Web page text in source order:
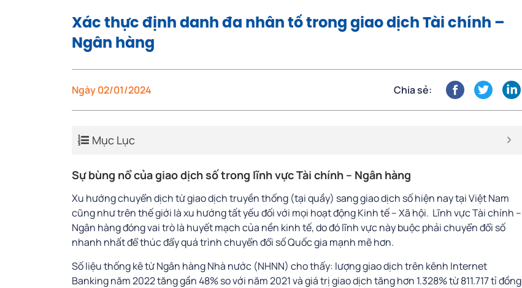
Xác thực định danh đa nhân tố trong giao dịch Tài chính –
Ngân hàng
Ngày 02/01/2024 Chia sẻ:
Mục Lục
Sự bùng nổ của giao dịch số trong lĩnh vực Tài chính – Ngân hàng
Xu hướng chuyển dịch từ giao dịch truyền thống (tại quầy) sang giao dịch số hiện nay tại Việt Nam
cũng như trên thế giới là xu hướng tất yếu đối với mọi hoạt động Kinh tế – Xã hội. Lĩnh vực Tài chính –
Ngân hàng đóng vai trò là huyết mạch của nền kinh tế, do đó lĩnh vực này buộc phải chuyển đổi số
nhanh nhất để thúc đẩy quá trình chuyển đổi số Quốc gia mạnh mẽ hơn.
Số liệu thống kê từ Ngân hàng Nhà nước (NHNN) cho thấy: lượng giao dịch trên kênh Internet
Banking năm 2022 tăng gần 48% so với năm 2021 và giá trị giao dịch tăng hơn 1.328% từ 811.717 tỉ đồng